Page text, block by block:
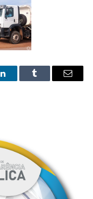
LinkedInTumblr Email